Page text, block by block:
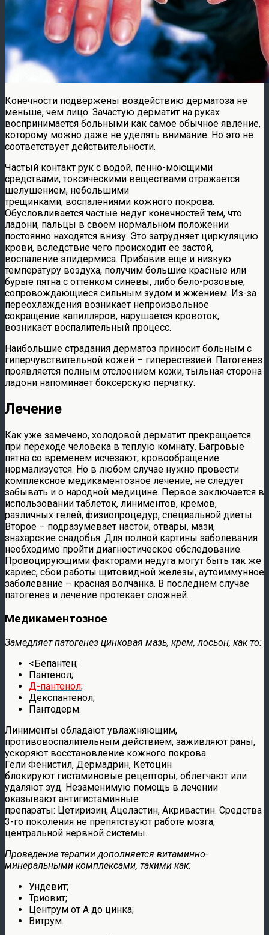
Конечности подвержены воздействию дерматоза не
меньше, чем лицо. Зачастую дерматит на руках
воспринимается больными как самое обычное явление,
которому можно даже не уделять внимание. Но это не
соответствует действительности.
Частый контакт рук с водой, пенно-моющими
средствами, токсическими веществами отражается
шелушением, небольшими
трещинками, воспалениями кожного покрова.
Обусловливается частые недуг конечностей тем, что
ладони, пальцы в своем нормальном положении
постоянно находятся внизу. Это затрудняет циркуляцию
крови, вследствие чего происходит ее застой,
воспаление эпидермиса. Прибавив еще и низкую
температуру воздуха, получим большие красные или
бурые пятна с оттенком синевы, либо бело-розовые,
сопровождающиеся сильным зудом и жжением. Из-за
переохлаждения возникает непроизвольное
сокращение капилляров, нарушается кровоток,
возникает воспалительный процесс.
Наибольшие страдания дерматоз приносит больным с
гиперчувствительной кожей – гиперестезией. Патогенез
проявляется полным отслоением кожи, тыльная сторона
ладони напоминает боксерскую перчатку.
Лечение
Как уже замечено, холодовой дерматит прекращается
при переходе человека в теплую комнату. Багровые
пятна со временем исчезают, кровообращение
нормализуется. Но в любом случае нужно провести
комплексное медикаментозное лечение, не следует
забывать и о народной медицине. Первое заключается в
использовании таблеток, линиментов, кремов,
различных гелей, физиопроцедур, специальной диеты.
Второе – подразумевает настои, отвары, мази,
знахарские снадобья. Для полной картины заболевания
необходимо пройти диагностическое обследование.
Провоцирующими факторами недуга могут быть так же
кариес, сбои работы щитовидной железы, аутоиммунное
заболевание – красная волчанка. В последнем случае
патогенез и лечение протекает сложней.
Медикаментозное
Замедляет патогенез цинковая мазь, крем, лосьон, как то:
<Бепантен;
Пантенол;
Д-пантенол;
Декспантенол;
Пантодерм.
Линименты обладают увлажняющим,
противовоспалительным действием, заживляют раны,
ускоряют восстановление кожного покрова.
Гели Фенистил, Дермадрин, Кетоцин
блокируют гистаминовые рецепторы, облегчают или
удаляют зуд. Незаменимую помощь в лечении
оказывают антигистаминные
препараты: Цетиризин, Ацеластин, Акривастин. Средства
3-го поколения не препятствуют работе мозга,
центральной нервной системы.
Проведение терапии дополняется витаминно-
минеральными комплексами, такими как:
​Ундевит;
Триовит;
Центрум от A до цинка;
Витрум.